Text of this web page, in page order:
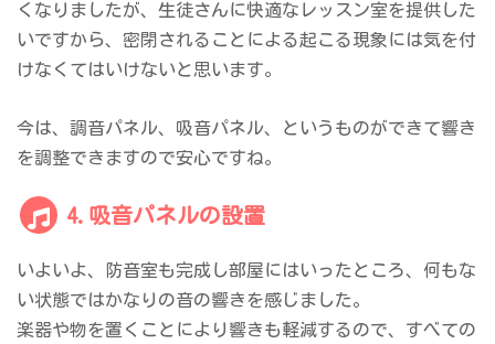
くなりましたが、生徒さんに快適なレッスン室を提供した
いですから、密閉されることによる起こる現象には気を付
けなくてはいけないと思います。
今は、調音パネル、吸音パネル、というものができて響き
を調整できますので安心ですね。
4.吸音パネルの設置
いよいよ、防音室も完成し部屋にはいったところ、何もな
い状態ではかなりの音の響きを感じました。
楽器や物を置くことにより響きも軽減するので、すべての